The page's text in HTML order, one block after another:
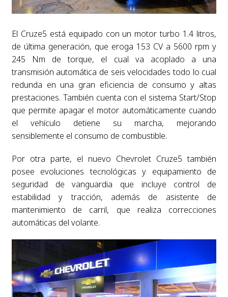
El Cruze5 está equipado con un motor turbo 1.4 litros,
de última generación, que eroga 153 CV a 5600 rpm y
245 Nm de torque, el cual va acoplado a una
transmisión automática de seis velocidades todo lo cual
redunda en una gran eficiencia de consumo y altas
prestaciones. También cuenta con el sistema Start/Stop
que permite apagar el motor automáticamente cuando
el vehículo detiene su marcha, mejorando
sensiblemente el consumo de combustible.
Por otra parte, el nuevo Chevrolet Cruze5 también
posee evoluciones tecnológicas y equipamiento de
seguridad de vanguardia que incluye control de
estabilidad y tracción, además de asistente de
mantenimiento de carril, que realiza correcciones
automáticas del volante.